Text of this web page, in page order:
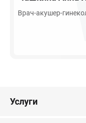
Врач-акушер-
Услуги